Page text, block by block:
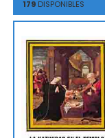
179 DISPONIBLES